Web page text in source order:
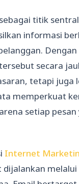
titik sentral
informasi
secara
tetapi juga
memperkuat
setiap pesan
Internet
dijalankan